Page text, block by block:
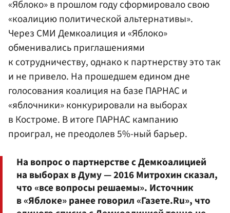
«Яблоко» в прошлом году сформировало свою
«коалицию политической альтернативы».
Через СМИ Демкоалиция и «Яблоко»
обменивались приглашениями
к сотрудничеству, однако к партнерству это так
и не привело. На прошедшем едином дне
голосования коалиция на базе ПАРНАС и
«яблочники» конкурировали на выборах
в Костроме. В итоге ПАРНАС кампанию
проиграл, не преодолев 5%-ный барьер.
На вопрос о партнерстве с Демкоалицией
на выборах в Думу — 2016 Митрохин сказал,
что «все вопросы решаемы». Источник
в «Яблоке» ранее говорил «Газете.Ru», что